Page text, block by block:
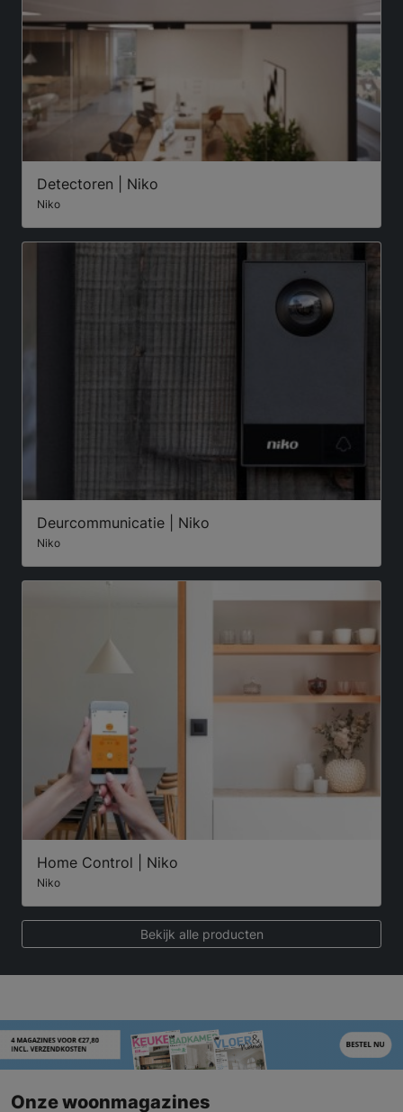
Detectoren | Niko
Niko
Deurcommunicatie | Niko
Niko
Home Control | Niko
Niko
Bekijk alle producten
Onze woonmagazines